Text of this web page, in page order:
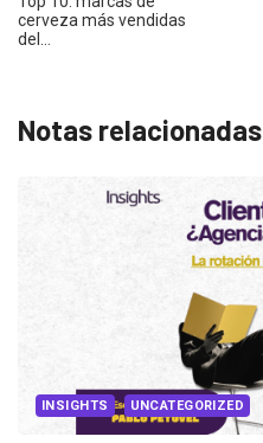
cerveza más vendidas
del…
Notas relacionadas